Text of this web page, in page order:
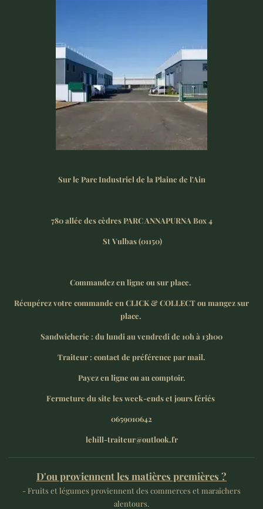
Sur le Parc Industriel de la Plaine de l'Ain
780 allée des cèdres PARC ANNAPURNA Box 4
St Vulbas (01150)
Commandez en ligne ou sur place.
Récupérez votre commande en CLICK & COLLECT ou mangez sur
place.
Sandwicherie : du lundi au vendredi de 10h à 13h00
Traiteur : contact de préférence par mail.
Payez en ligne ou au comptoir.
Fermeture du site les week-ends et jours fériés
0659010642
lehill-traiteur@outlook.fr
D'ou proviennent les matières premières ?
- Fruits et légumes proviennent des commerces et maraîchers
alentours.